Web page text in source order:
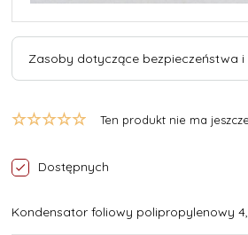
Zasoby dotyczące bezpieczeństwa
Ten produkt nie ma
Dostępnych
Kondensator foliowy polipropylenowy